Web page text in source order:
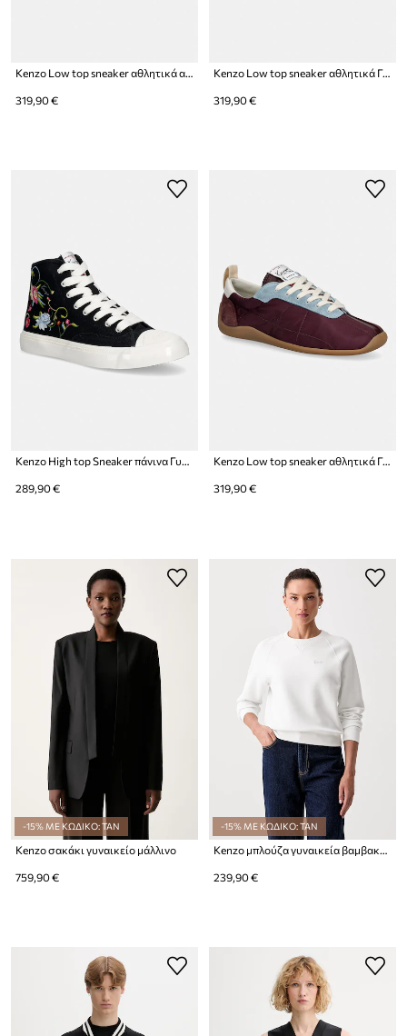
Kenzo Low top sneaker αθλητικά ανδρικά
319,90 €
Kenzo Low top sneaker αθλητικά Γυναικεία
319,90 €
Kenzo High top Sneaker πάνινα Γυναικεία
289,90 €
Kenzo Low top sneaker αθλητικά Γυναικεία
319,90 €
-15% ΜΕ ΚΩΔΙΚΟ: TAN
Kenzo σακάκι γυναικείο μάλλινο
759,90 €
-15% ΜΕ ΚΩΔΙΚΟ: TAN
239,90 €